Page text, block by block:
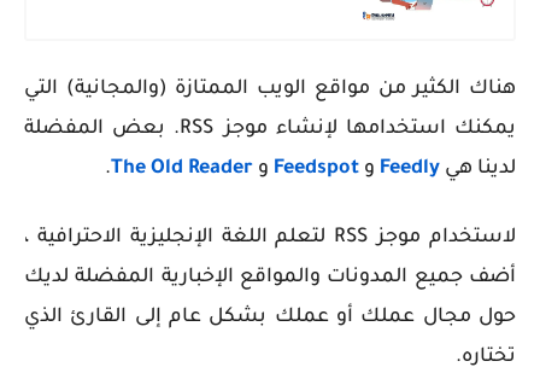
هناك الكثير من مواقع الويب الممتازة (والمجانية) التي
يمكنك استخدامها لإنشاء موجز RSS. بعض المفضلة
لدينا هي Feedly و Feedspot و The Old Reader
.
لاستخدام موجز RSS لتعلم اللغة الإنجليزية الاحترافية ،
أضف جميع المدونات والمواقع الإخبارية المفضلة لديك
حول مجال عملك أو عملك بشكل عام إلى القارئ الذي
تختاره.